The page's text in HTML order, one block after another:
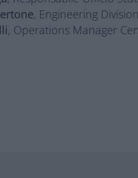
, Engineering
, Operations Manager